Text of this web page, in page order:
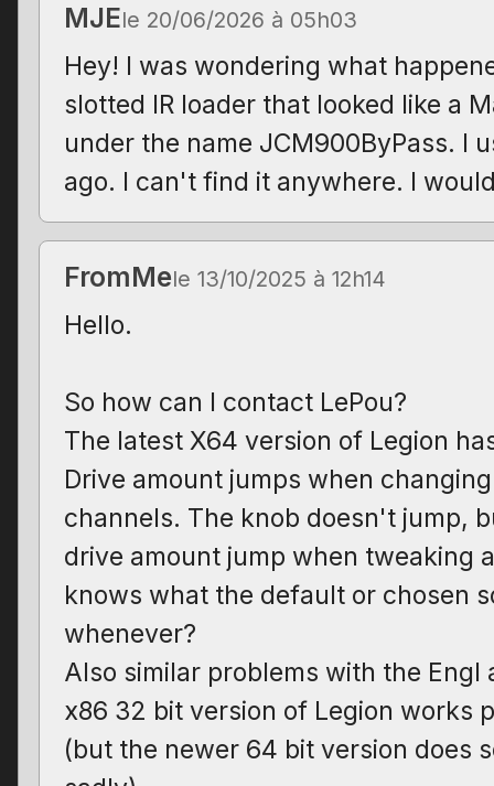
MJEle 20/06/2026 à 05h03
Hey! I was wondering what
slotted IR loader that looked like a
under the name JCM900ByPass. I
ago. I can't find it anywhere. I
FromMele 13/10/2025 à 12h14
Hello.
So how can I contact LePou?
The latest X64 version of Legion
Drive amount jumps when
channels. The knob doesn't jump,
drive amount jump when tweaking
knows what the default or chosen
whenever?
Also similar problems with the Engl
x86 32 bit version of Legion works
(but the newer 64 bit version does